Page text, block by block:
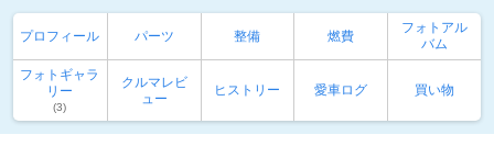
プロフィール パーツ 整備 燃費
フォトアル
バム
フォトギャラ
リー
(3)
クルマレビ
ュー
ヒストリー 愛車ログ 買い物